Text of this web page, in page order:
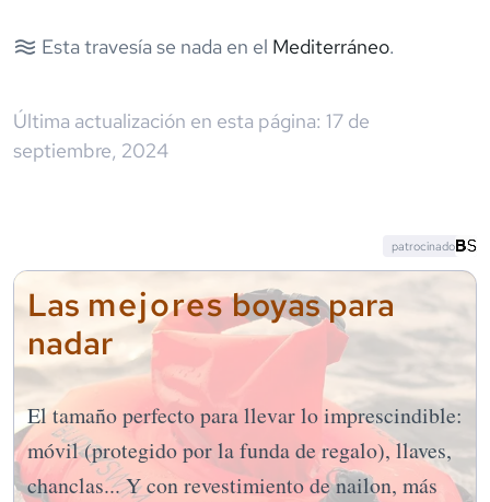
Esta travesía se nada en el Mediterráneo.
Última actualización en esta página: 17 de
septiembre, 2024
Las mejoresboyas para
nadar
El tamaño perfecto para llevar lo imprescindible:
móvil (protegido por la funda de regalo), llaves,
chanclas... Y con revestimiento de nailon, más
patrocinado